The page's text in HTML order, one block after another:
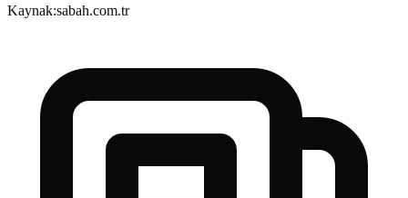
Kaynak:sabah.com.tr